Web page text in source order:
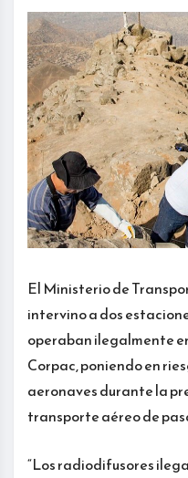
El Ministerio de
intervino a dos
operaban ilegalmente
Corpac, poniendo en
aeronaves durante la
transporte aéreo de
“Los radiodifusores